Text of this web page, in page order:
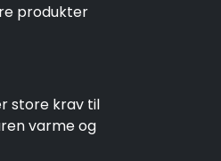
produkter
store krav til
varme og